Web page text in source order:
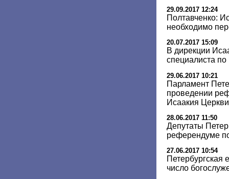
29.09.2017 12:24
Полтавченко:
необходимо
20.07.2017 15:09
В дирекции
специалиста
29.06.2017 10:21
Парламент
проведении
Исаакия Церкви
28.06.2017 11:50
Депутаты
референдуме
27.06.2017 10:54
Петербургская
число